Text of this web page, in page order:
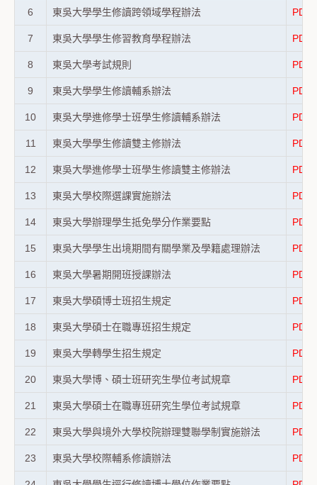
6 東吳大學學生修讀跨領域學程辦法 PDF
7 東吳大學學生修習教育學程辦法 PDF
8 東吳大學考試規則 PDF
9 東吳大學學生修讀輔系辦法 PDF
10 東吳大學進修學士班學生修讀輔系辦法 PDF
11 東吳大學學生修讀雙主修辦法 PDF
12 東吳大學進修學士班學生修讀雙主修辦法 PDF
13 東吳大學校際選課實施辦法 PDF
14 東吳大學辦理學生抵免學分作業要點 PDF
15 東吳大學學生出境期間有關學業及學籍處理辦法 PDF
16 東吳大學暑期開班授課辦法 PDF
17 東吳大學碩博士班招生規定 PDF
18 東吳大學碩士在職專班招生規定 PDF
19 東吳大學轉學生招生規定 PDF
20 東吳大學博、碩士班研究生學位考試規章 PDF
21 東吳大學碩士在職專班研究生學位考試規章 PDF
22 東吳大學與境外大學校院辦理雙聯學制實施辦法 PDF
23 東吳大學校際輔系修讀辦法 PDF